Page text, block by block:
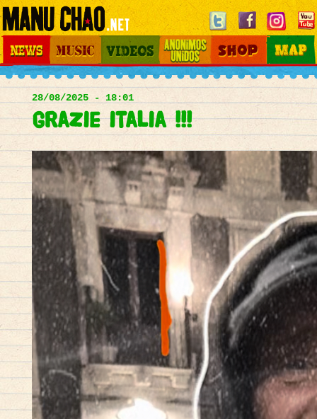
Jump to navigation
Main
menu
Videos Otros Mundos Shop Map
28/08/2025 - 18:01
grazie italia !!!